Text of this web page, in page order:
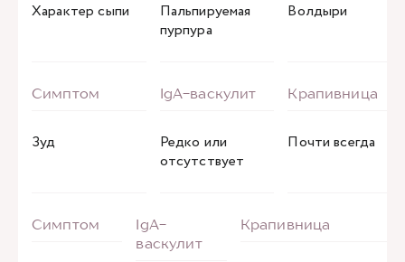
Характер сыпи
Пальпируемая
пурпура
Волдыри
Зуд
Редко или
отсутствует
Почти всегда